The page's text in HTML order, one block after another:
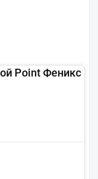
Point Феникс